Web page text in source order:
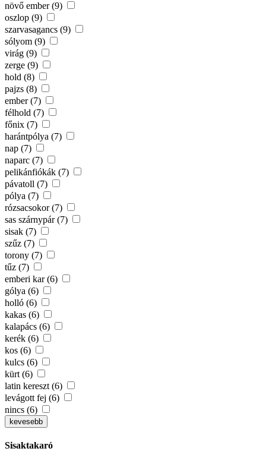
növő ember (9)
oszlop (9)
szarvasagancs (9)
sólyom (9)
virág (9)
zerge (9)
hold (8)
pajzs (8)
ember (7)
félhold (7)
főnix (7)
harántpólya (7)
nap (7)
naparc (7)
pelikánfiókák (7)
pávatoll (7)
pólya (7)
rózsacsokor (7)
sas szárnypár (7)
sisak (7)
szűz (7)
torony (7)
tűz (7)
emberi kar (6)
gólya (6)
holló (6)
kakas (6)
kalapács (6)
kerék (6)
kos (6)
kulcs (6)
kürt (6)
latin kereszt (6)
levágott fej (6)
nincs (6)
kevesebb
Sisaktakaró